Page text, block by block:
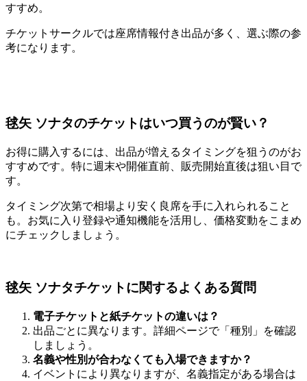
すすめ。
チケットサークルでは座席情報付き出品が多く、選ぶ際の参
考になります。
毬矢 ソナタのチケットはいつ買うのが賢い？
お得に購入するには、出品が増えるタイミングを狙うのがお
すすめです。特に週末や開催直前、販売開始直後は狙い目で
す。
タイミング次第で相場より安く良席を手に入れられること
も。お気に入り登録や通知機能を活用し、価格変動をこまめ
にチェックしましょう。
毬矢 ソナタチケットに関するよくある質問
電子チケットと紙チケットの違いは？
出品ごとに異なります。詳細ページで「種別」を確認
しましょう。
名義や性別が合わなくても入場できますか？
イベントにより異なりますが、名義指定がある場合は